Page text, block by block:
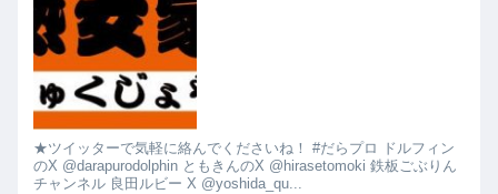
★ツイッターで気軽に絡んでくださいね！ #だらプロ ドルフィン
のX @darapurodolphin ともきんのX @hirasetomoki 鉄板ごぶりん
チャンネル 良田ルビー X @yoshida_qu...